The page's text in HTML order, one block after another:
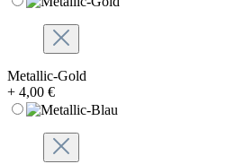
Metallic-Gold
+ 4,00 €